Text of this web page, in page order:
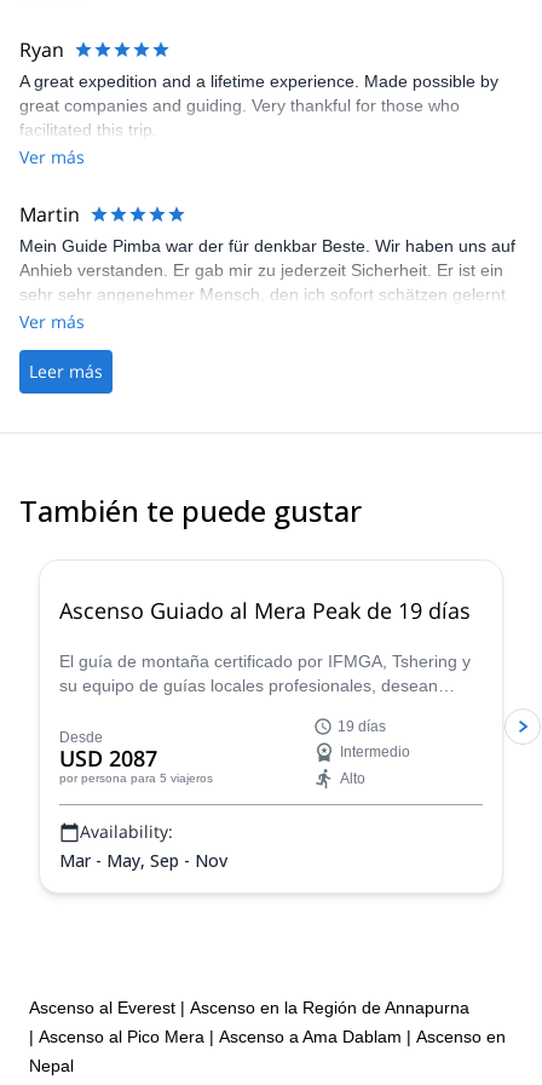
of the trip as a memory. Overall, 10/10.
Ryan
A great expedition and a lifetime experience. Made possible by
great companies and guiding. Very thankful for those who
facilitated this trip.
Ver más
Martin
Mein Guide Pimba war der für denkbar Beste. Wir haben uns auf
Anhieb verstanden. Er gab mir zu jederzeit Sicherheit. Er ist ein
sehr sehr angenehmer Mensch, den ich sofort schätzen gelernt
habe. Ich würde mich ihm bis ans Ende der Welt gehen. Mein
Ver más
Leer más
También te puede gustar
Ascenso Guiado al Mera Peak de 19 días
El guía de montaña certificado por IFMGA, Tshering y
su equipo de guías locales profesionales, desean
donde quedarás maravillado ante los Himalayas.
Desde
USD 2087
por persona para 5 viajeros
19 días
Intermedio
Alto
Availability:
Mar - May, Sep - Nov
Ascenso al Everest | Ascenso en la Región de Annapurna
| Ascenso al Pico Mera | Ascenso a Ama Dablam | Ascenso en
Nepal